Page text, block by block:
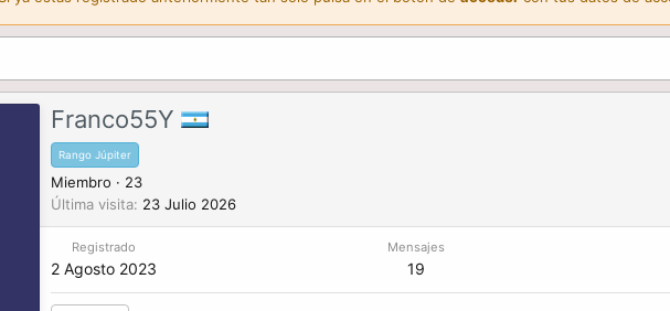
Franco55Y
Rango Júpiter
Miembro · 23
Última visita 23 Julio 2026
Registrado
2 Agosto 2023
Mensajes
19